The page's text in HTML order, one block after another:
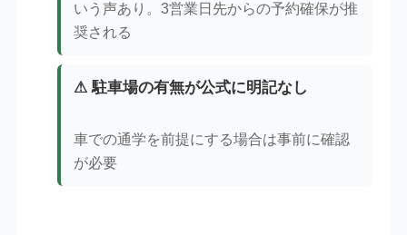
いう声あり。3営業日先からの予約確保が推
奨される
⚠ 駐車場の有無が公式に明記なし
車での通学を前提にする場合は事前に確認
が必要